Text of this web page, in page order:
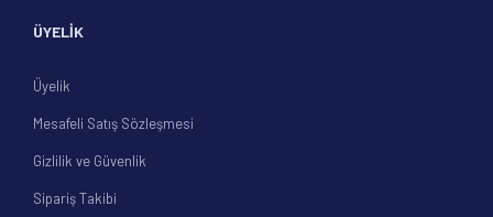
ÜYELİK
Üyelik
Mesafeli Satış Sözleşmesi
Gizlilik ve Güvenlik
Sipariş Takibi